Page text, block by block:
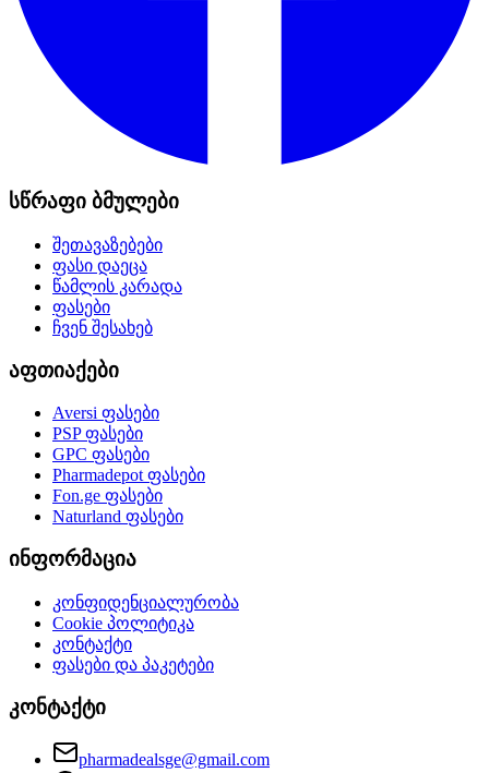
სწრაფი ბმულები
შეთავაზებები
ფასი დაეცა
წამლის კარადა
ფასები
ჩვენ შესახებ
აფთიაქები
Aversi ფასები
PSPფასები
GPC ფასები
Pharmadepotფასები
Fon.ge ფასები
Naturland ფასები
ინფორმაცია
კონფიდენციალურობა
Cookie პოლიტიკა
კონტაქტი
ფასები და პაკეტები
კონტაქტი
pharmadealsge@gmail.com